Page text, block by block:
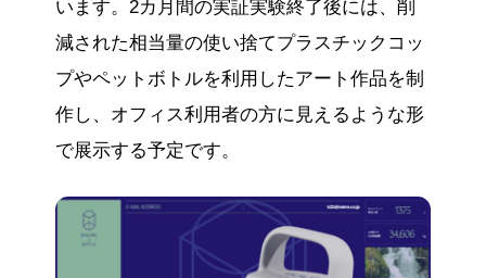
います。2カ月間の実証実験終了後には、削
減された相当量の使い捨てプラスチックコッ
プやペットボトルを利用したアート作品を制
作し、オフィス利用者の方に見えるような形
で展示する予定です。